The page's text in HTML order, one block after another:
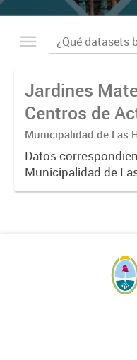
Jardines
Centros de
Educativas
Las Heras
Municipalidad de Las
de Educación.
Datos
Municipalidad de
Jardines Maternales en donde